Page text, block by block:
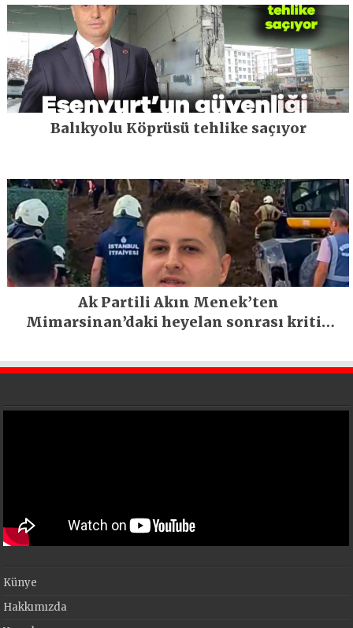
Balıkyolu Köprüsü tehlike saçıyor
Ak Partili Akın Menek’ten
Mimarsinan’daki heyelan sonrası kritik
Künye
Hakkımızda